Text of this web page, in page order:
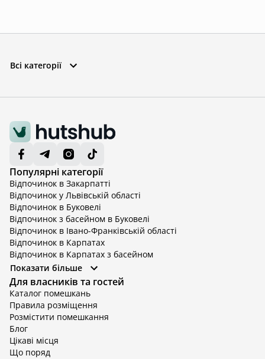
Всі категорії
Популярні категорії
Відпочинок в Закарпатті
Відпочинок у Львівській області
Відпочинок в Буковелі
Відпочинок з басейном в Буковелі
Відпочинок в Івано-Франківській області
Відпочинок в Карпатах
Відпочинок в Карпатах з басейном
Відпочинок в Київській області
Відпочинок в Київській області з басейном
Відпочинок в Тернопільській області
Відпочинок у Вінницькій області
Відпочинок в Яремче
Відпочинок у Львівській області з басейном
Відпочинок з басейном в Тернопільській області
Показати більше
Для власників та гостей
Каталог помешкань
Правила розміщення
Розмістити помешкання
Блог
Цікаві місця
Що поряд